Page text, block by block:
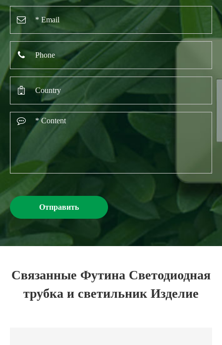
Отправить
Связанные Футина Светодиодная
трубка и светильник Изделие